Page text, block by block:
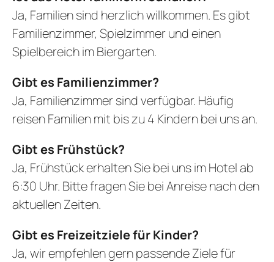
Ja, Familien sind herzlich willkommen. Es gibt
Familienzimmer, Spielzimmer und einen
Spielbereich im Biergarten.
Gibt es Familienzimmer?
Ja, Familienzimmer sind verfügbar. Häufig
reisen Familien mit bis zu 4 Kindern bei uns an.
Gibt es Frühstück?
Ja, Frühstück erhalten Sie bei uns im Hotel ab
6:30 Uhr. Bitte fragen Sie bei Anreise nach den
aktuellen Zeiten.
Gibt es Freizeitziele für Kinder?
Ja, wir empfehlen gern passende Ziele für